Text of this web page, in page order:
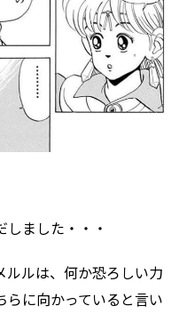
ました・・・
ルルは、何か恐ろしい力
らに向かっていると言い